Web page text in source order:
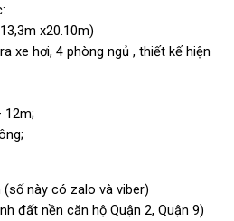
x20.10m)
xe hơi, 4 phòng ngủ , thiết kế hiện
12m;
(số này có zalo và viber)
đất nền căn hộ Quận 2, Quận 9)